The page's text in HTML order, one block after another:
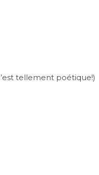
tellement poétique!)